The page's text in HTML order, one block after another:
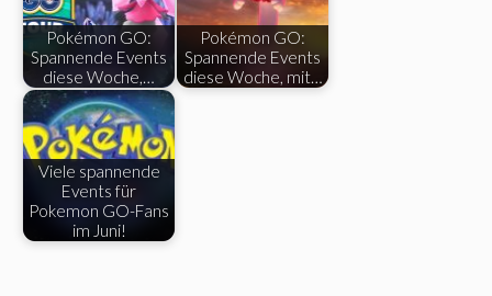
Pokémon GO:
Spannende Events
diese Woche,…
Pokémon GO:
Spannende Events
diese Woche, mit…
Viele spannende
Events für
Pokemon GO-Fans
im Juni!